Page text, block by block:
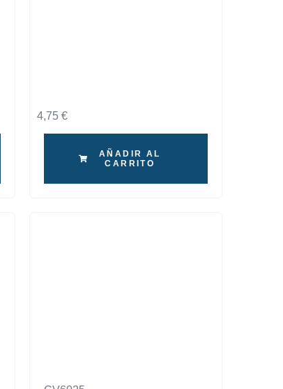
4,75 €
AÑADIR AL
CARRITO